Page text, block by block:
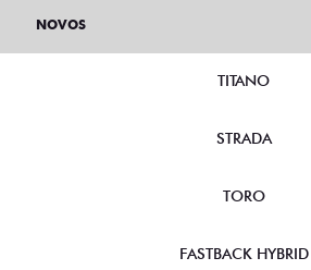
NOVOS
TITANO
STRADA
TORO
FASTBACK HYBRID